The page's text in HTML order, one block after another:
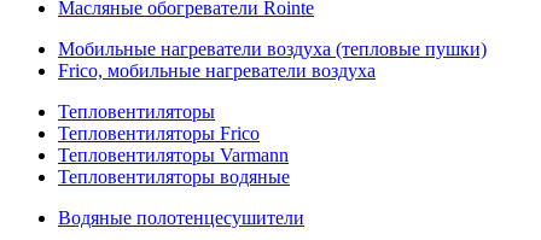
Масляные обогреватели Rointe
Мобильные нагреватели воздуха (тепловые пушки)
Frico, мобильные нагреватели воздуха
Тепловентиляторы
Тепловентиляторы Frico
Тепловентиляторы Varmann
Тепловентиляторы водяные
Водяные полотенцесушители